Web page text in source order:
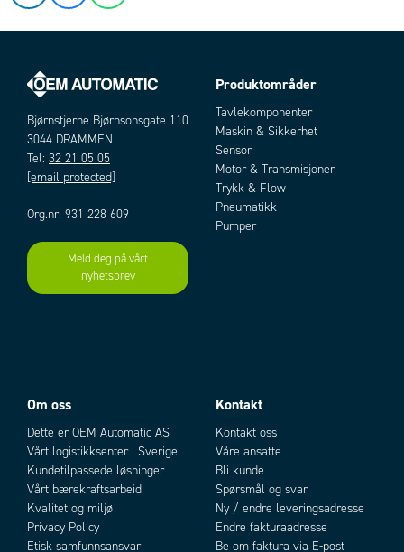
Bjørnstjerne Bjørnsonsgate 110
3044 DRAMMEN
Tel: 32 21 05 05
[email protected]
Org.nr. 931 228 609
Meld deg på vårt
nyhetsbrev
Produktområder
Tavlekomponenter
Maskin & Sikkerhet
Sensor
Motor & Transmisjoner
Trykk & Flow
Pneumatikk
Pumper
Om oss
Dette er OEM Automatic AS
Vårt logistikksenter i Sverige
Kundetilpassede løsninger
Vårt bærekraftsarbeid
Kvalitet og miljø
Privacy Policy
Etisk samfunnsansvar
Kontakt
Kontakt oss
Våre ansatte
Bli kunde
Spørsmål og svar
Ny / endre leveringsadresse
Endre fakturaadresse
Be om faktura via E-post